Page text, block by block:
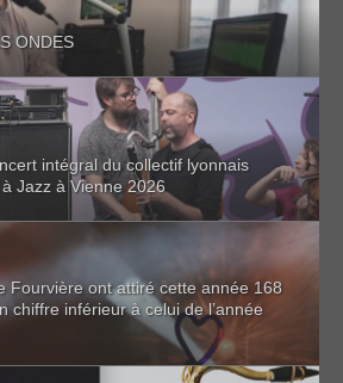
ONDES
intégral du collectif lyonnais
Jazz à Vienne 2026
Fourvière ont attiré cette année 168
chiffre inférieur à celui de l’année